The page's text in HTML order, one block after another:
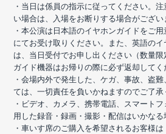
・当日は係員の指示に従ってください。
い場合は、入場をお断りする場合がござい
・本公演は日本語のイヤホンガイドをご
にてお受け取りください。また、英語の
は、当日受付でお申し出ください（数量
ガイド機器はお帰りの際に必ず返却してく
・会場内外で発生した、ケガ、事故、盗
ては、一切責任を負いかねますのでご了承
・ビデオ、カメラ、携帯電話、スマート
用した録音・録画・撮影・配信はいかなる
・車いす席のご購入を希望されるお客様